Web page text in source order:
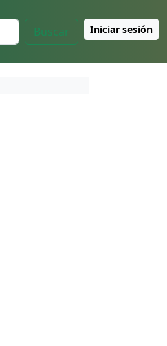
Buscar Iniciar sesión